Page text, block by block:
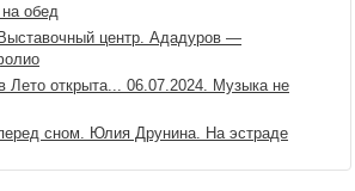
на обед
центр. Ададуров —
Лето открыта... 06.07.2024. Музыка не
сном. Юлия Друнина. На эстраде